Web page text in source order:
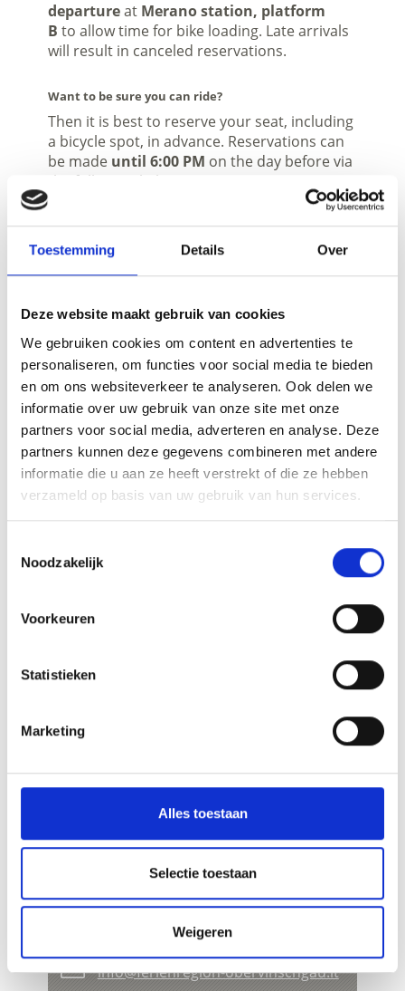
Toestemming Details Over
Deze website maakt gebruik van cookies
We gebruiken cookies om content en advertenties te
personaliseren, om functies voor social media te bieden
en om ons websiteverkeer te analyseren. Ook delen we
informatie over uw gebruik van onze site met onze
partners voor social media, adverteren en analyse. Deze
partners kunnen deze gegevens combineren met andere
informatie die u aan ze heeft verstrekt of die ze hebben
verzameld op basis van uw gebruik van hun services.
Noodzakelijk
Voorkeuren
Statistieken
Marketing
Alles toestaan
Selectie toestaan
Weigeren
departureat Merano station, platform
B to allow time for bike loading. Late arrivals
will result in canceled reservations.
Want to be sure you can ride?
Then it is best to reserve your seat, including
a bicycle spot, in advance. Reservations can
be made until 6:00 PM on the day before via
the following link:
Lengte
82,9 km
Moeilijkheidsgraad
easy
Hoogtemeters bergop
262 hm
Hoogtemeter bergaf
1490 hm
Hoogtemeter
1531 m
V
Via Claudia Augusta Part 1: From
Reschensee Lake to Merano
St. Benediktstraße 1
info@ferienregion-obervinschgau.it